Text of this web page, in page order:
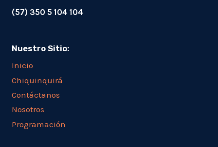
(57) 350 5 104 104
Nuestro Sitio:
Inicio
Chiquinquirá
Contáctanos
Nosotros
Programación